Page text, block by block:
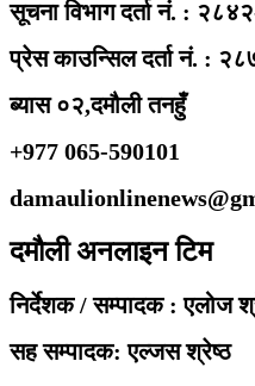
सूचना विभाग दर्ता नं. :
प्रेस काउन्सिल दर्ता नं. :
ब्यास ०२,दमौली तनहुँ
+977 065-590101
दमौली अनलाइन टिम
निर्देशक / सम्पादक : एलोज
सह सम्पादक: एल्जस श्रेष्ठ